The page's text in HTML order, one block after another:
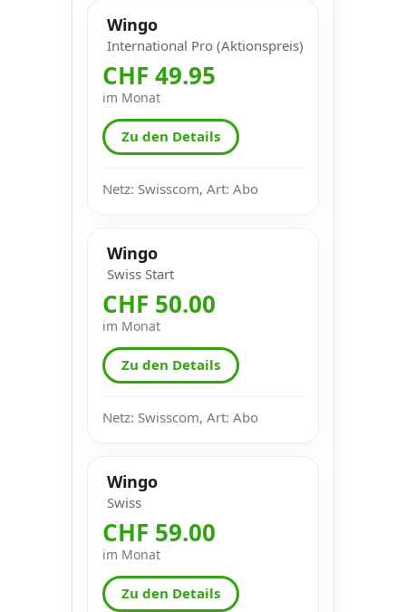
Wingo
International Pro (Aktionspreis)
CHF 49.95
im Monat
Zu den Details
Netz: Swisscom, Art: Abo
Wingo
Swiss Start
CHF 50.00
im Monat
Zu den Details
Netz: Swisscom, Art: Abo
Wingo
Swiss
CHF 59.00
im Monat
Zu den Details